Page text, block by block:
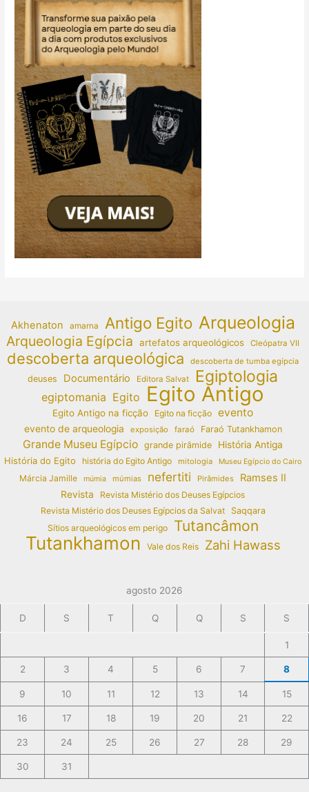
Akhenaton amarna Antigo Egito Arqueologia
Arqueologia Egípcia artefatos arqueológicos Cleópatra VII
descoberta arqueológica descoberta de tumba egípcia
deuses Documentário Editora Salvat Egiptologia
egiptomania Egito Egito Antigo
Egito Antigo na ficção Egito na ficção evento
evento de arqueologia exposição faraó Faraó Tutankhamon
Grande Museu Egípcio grande pirâmide
História Antiga
História do Egito
história do Egito Antigo mitologia Museu Egípcio do Cairo
Márcia Jamille múmia múmias nefertiti Pirâmides Ramses II
Revista
Revista Mistério dos Deuses Egípcios
Revista Mistério dos Deuses Egípcios da Salvat
Saqqara
Sítios arqueológicos em perigo
Tutancâmon
Tutankhamon Vale dos Reis Zahi Hawass
agosto 2026
D S T Q Q S S
1
2 3 4 5 6 7 8
9 10 11 12 13 14 15
16 17 18 19 20 21 22
23 24 25 26 27 28 29
30 31